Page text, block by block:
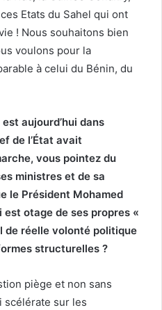
Etats du Sahel qui ont
! Nous souhaitons bien
voulons pour la
à celui du Bénin, du
aujourd’hui dans
de l’État avait
vous pointez du
ministres et de sa
le Président Mohamed
est otage de ses propres «
de réelle volonté politique
structurelles ?
piège et non sans
scélérate sur les